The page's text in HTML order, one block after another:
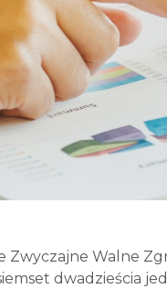
Zwyczajne Walne
dwadzieścia